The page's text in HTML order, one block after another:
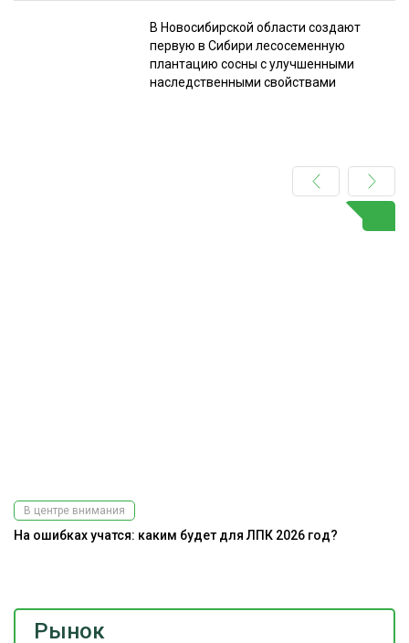
В Новосибирской области создают
первую в Сибири лесосеменную
плантацию сосны с улучшенными
наследственными свойствами
Рынок
В центре внимания
На ошибках учатся: каким будет для ЛПК 2026 год?